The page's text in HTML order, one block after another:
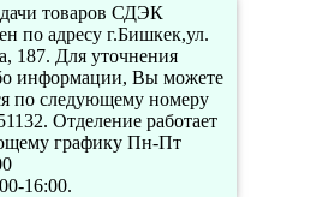
товаров СДЭК
по адресу г.Бишкек,ул.
187. Для уточнения
информации, Вы можете
по следующему номеру
Отделение работает
графику Пн-Пт
16:00.